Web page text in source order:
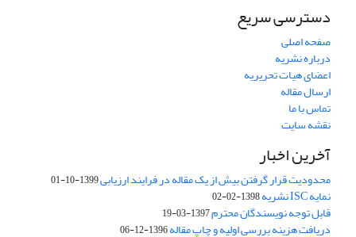
دسترسی سریع
صفحه اصلی
درباره نشریه
اعضای هیات تحریریه
ارسال مقاله
تماس با ما
نقشه سایت
آخرین اخبار
محدودیت قرار گرفتن بیش از یک مقاله در فرایند ارزیابی1399-10-01
نمایه ISC نشریه 1398-02-02
قابل توجه نویسندگان محترم1397-03-19
دریافت هزینه بررسی اولیه و چاپ مقاله1396-12-06